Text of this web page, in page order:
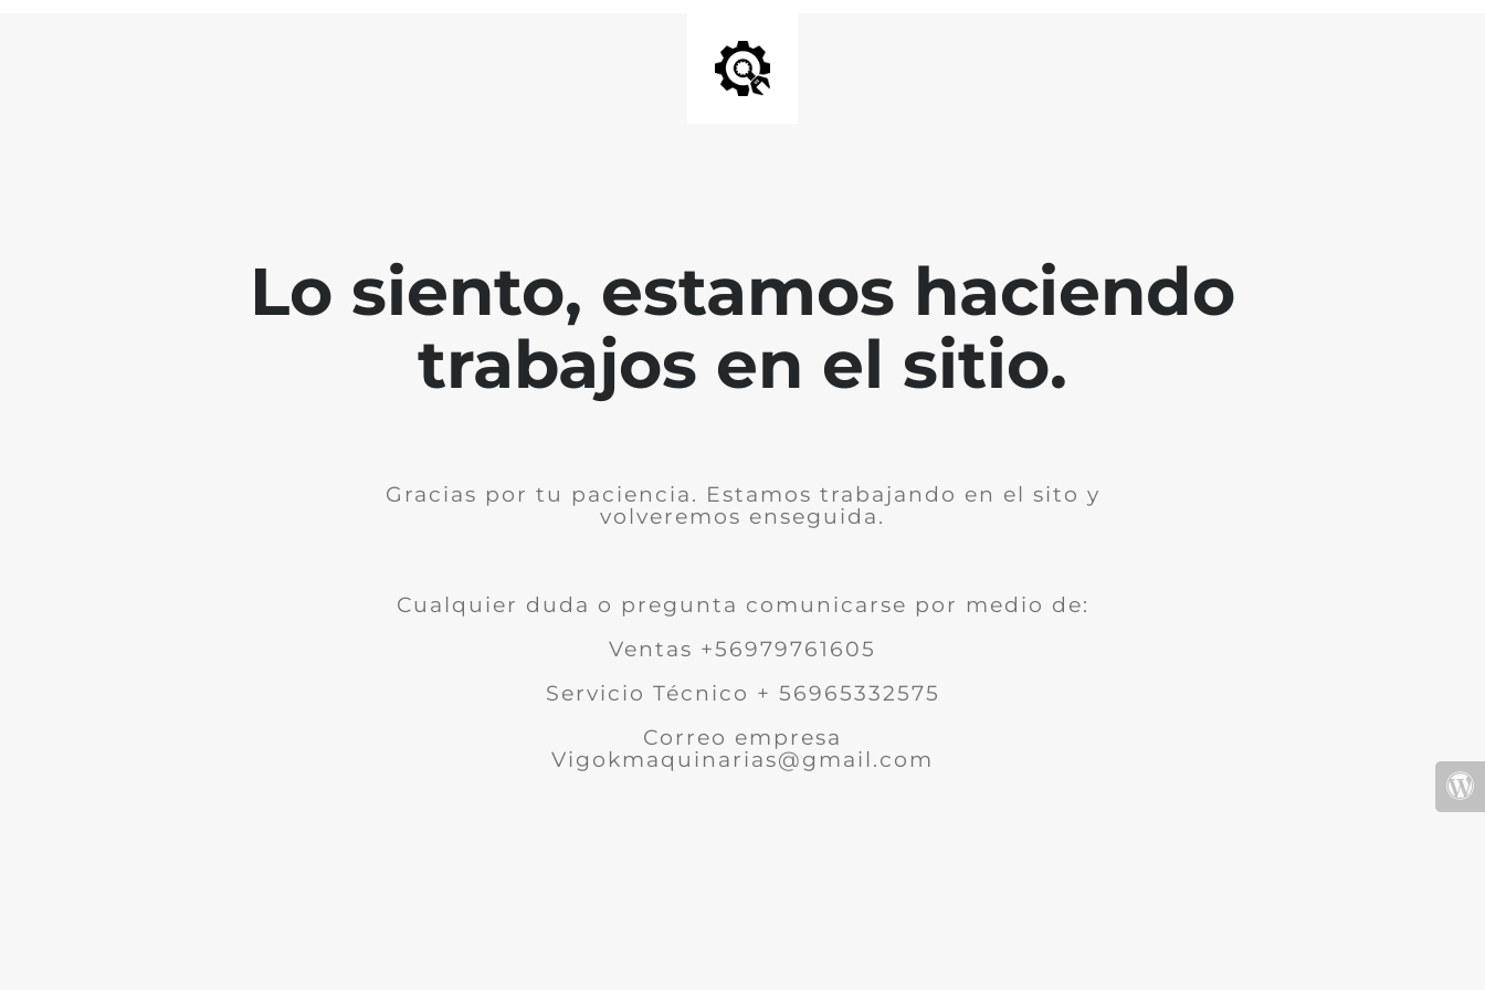
Lo siento, estamos haciendo
trabajos en el sitio.
Gracias por tu paciencia. Estamos trabajando en el sito y
volveremos enseguida.
Cualquier duda o pregunta comunicarse por medio de:
Ventas +56979761605
Servicio Técnico + 56965332575
Correo empresa
Vigokmaquinarias@gmail.com